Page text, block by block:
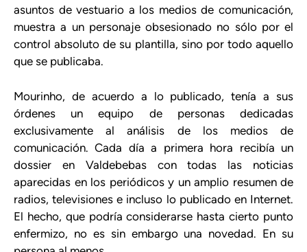
asuntos de vestuario a los medios de comunicación,
muestra a un personaje obsesionado no sólo por el
control absoluto de su plantilla, sino por todo aquello
que se publicaba.
Mourinho, de acuerdo a lo publicado, tenía a sus
órdenes un equipo de personas dedicadas
exclusivamente al análisis de los medios de
comunicación. Cada día a primera hora recibía un
dossier en Valdebebas con todas las noticias
aparecidas en los periódicos y un amplio resumen de
radios, televisiones e incluso lo publicado en Internet.
El hecho, que podría considerarse hasta cierto punto
enfermizo, no es sin embargo una novedad. En su